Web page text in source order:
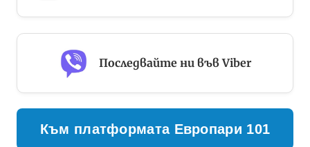
Последвайте ни във Viber
Към платформата Европари 101